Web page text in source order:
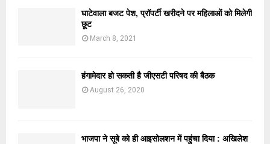
घाटेवाला बजट पेश, प्रॉपर्टी खरीदने पर महिलाओं को मिलेगी
छूट
March 8, 2021
हंगामेदार हो सकती है जीएसटी परिषद की बैठक
August 26, 2020
भाजपा ने सूबे को ही आइसोलशन में पहुंचा दिया : अखिलेश